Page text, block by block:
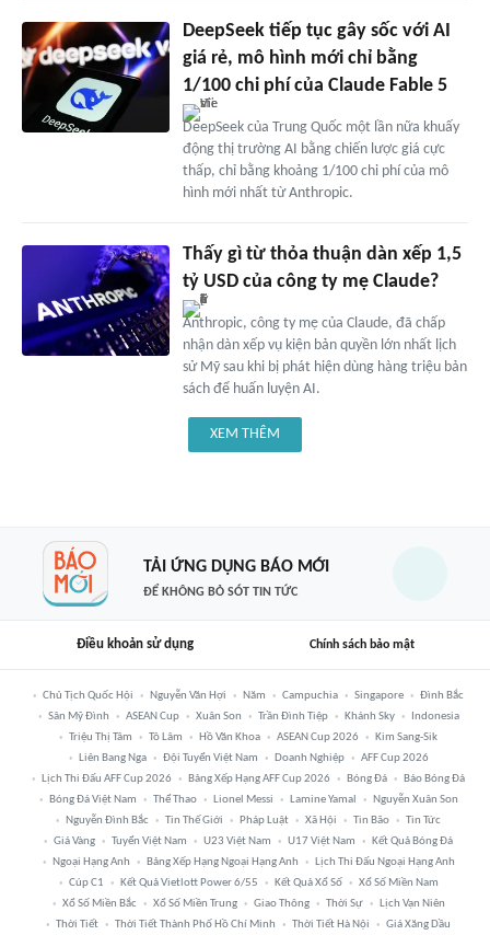
DeepSeek tiếp tục gây sốc với AI
giá rẻ, mô hình mới chỉ bằng
1/100 chi phí của Claude Fable 5
DeepSeek của Trung Quốc một lần nữa khuấy
động thị trường AI bằng chiến lược giá cực
thấp, chỉ bằng khoảng 1/100 chi phí của mô
hình mới nhất từ Anthropic.
Thấy gì từ thỏa thuận dàn xếp 1,5
tỷ USD của công ty mẹ Claude?
Anthropic, công ty mẹ của Claude, đã chấp
nhận dàn xếp vụ kiện bản quyền lớn nhất lịch
sử Mỹ sau khi bị phát hiện dùng hàng triệu bản
sách để huấn luyện AI.
XEM THÊM
TẢI ỨNG DỤNG BÁO MỚI
ĐỂ KHÔNG BỎ SÓT TIN TỨC
Điều khoản sử dụng Chính sách bảo mật
Chủ Tịch Quốc Hội Nguyễn Văn Hợi Năm Campuchia Singapore
Đình Bắc
Sân Mỹ Đình
ASEAN Cup Xuân Son Trần Đình Tiệp Khánh Sky
Indonesia
Triệu Thị Tâm
Tô Lâm Hồ Văn Khoa ASEAN Cup 2026
Kim Sang-Sik
Liên Bang Nga
Đội Tuyển Việt Nam Doanh Nghiệp
AFF Cup 2026
Lịch Thi Đấu AFF Cup 2026
Bảng Xếp Hạng AFF Cup 2026 Bóng Đá
Báo Bóng Đá
Bóng Đá Việt Nam
Thể Thao Lionel Messi Lamine Yamal
Nguyễn Xuân Son
Nguyễn Đình Bắc
Tin Thế Giới Pháp Luật Xã Hội Tin Bão
Tin Tức
Giá Vàng
Tuyển Việt Nam U23 Việt Nam U17 Việt Nam
Kết Quả Bóng Đá
Ngoại Hạng Anh
Bảng Xếp Hạng Ngoại Hạng Anh
Lịch Thi Đấu Ngoại Hạng Anh
Cúp C1
Kết Quả Vietlott Power 6/55 Kết Quả Xổ Số
Xổ Số Miền Nam
Xổ Số Miền Bắc
Xổ Số Miền Trung Giao Thông Thời Sự
Lịch Vạn Niên
Thời Tiết
Thời Tiết Thành Phố Hồ Chí Minh Thời Tiết Hà Nội Giá Xăng Dầu